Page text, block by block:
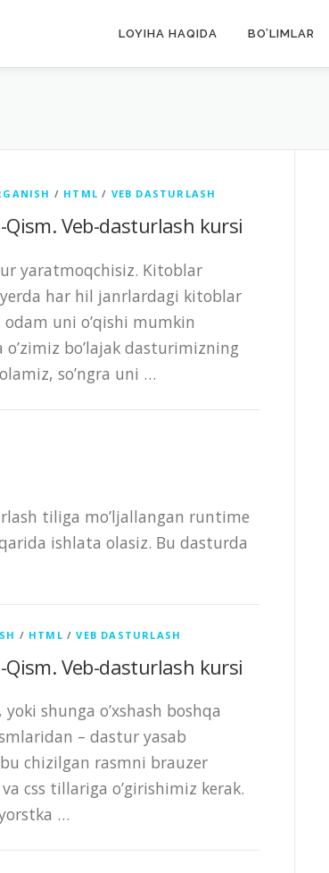
LOYIHA HAQIDA BO’LIMLAR
/ HTML / VEB DASTURLASH
Veb-dasturlash kursi
yaratmoqchisiz. Kitoblar
har hil janrlardagi kitoblar
uni o’qishi mumkin
o’zimiz bo’lajak dasturimizning
so’ngra uni …
tiliga mo’ljallangan runtime
ishlata olasiz. Bu dasturda
/ HTML /VEB DASTURLASH
Veb-dasturlash kursi
shunga o’xshash boshqa
– dastur yasab
chizilgan rasmni brauzer
css tillariga o’girishimiz kerak.
…